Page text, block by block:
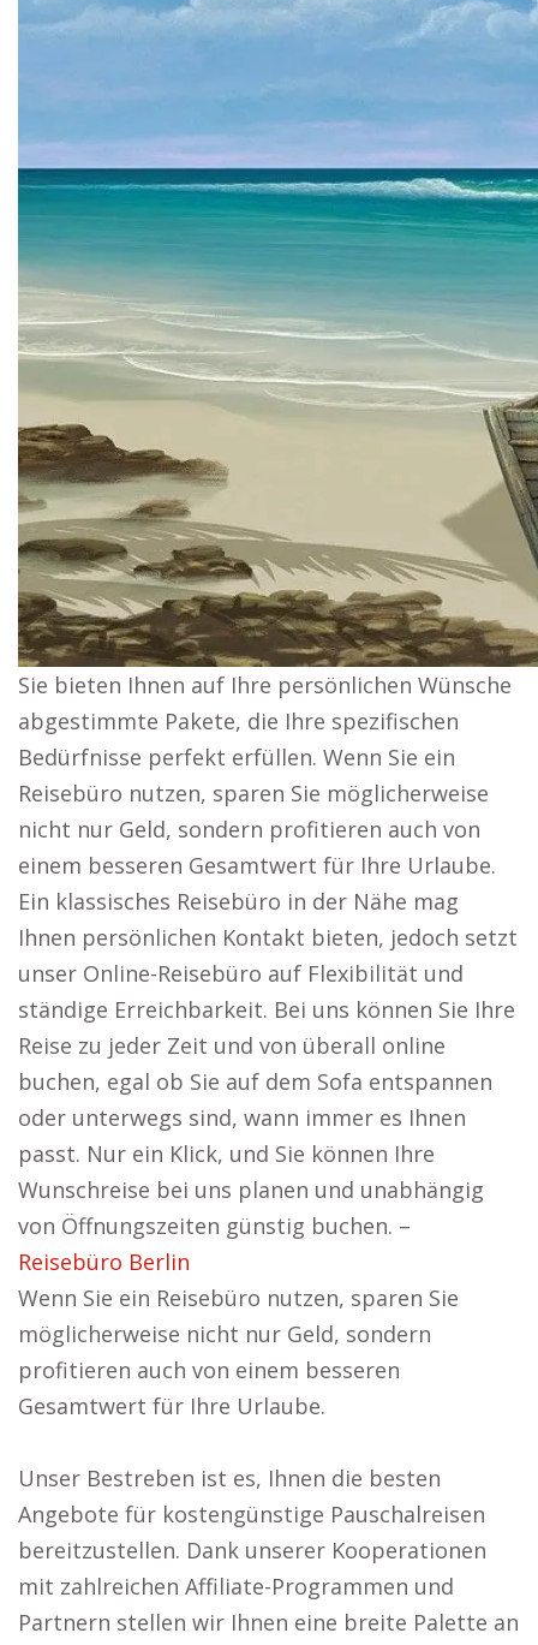
Sie bieten Ihnen auf Ihre persönlichen Wünsche
abgestimmte Pakete, die Ihre spezifischen
Bedürfnisse perfekt erfüllen. Wenn Sie ein
Reisebüro nutzen, sparen Sie möglicherweise
nicht nur Geld, sondern profitieren auch von
einem besseren Gesamtwert für Ihre Urlaube.
Ein klassisches Reisebüro in der Nähe mag
Ihnen persönlichen Kontakt bieten, jedoch setzt
unser Online-Reisebüro auf Flexibilität und
ständige Erreichbarkeit. Bei uns können Sie Ihre
Reise zu jeder Zeit und von überall online
buchen, egal ob Sie auf dem Sofa entspannen
oder unterwegs sind, wann immer es Ihnen
passt. Nur ein Klick, und Sie können Ihre
Wunschreise bei uns planen und unabhängig
von Öffnungszeiten günstig buchen. –
Reisebüro Berlin
Wenn Sie ein Reisebüro nutzen, sparen Sie
möglicherweise nicht nur Geld, sondern
profitieren auch von einem besseren
Gesamtwert für Ihre Urlaube.
Unser Bestreben ist es, Ihnen die besten
Angebote für kostengünstige Pauschalreisen
bereitzustellen. Dank unserer Kooperationen
mit zahlreichen Affiliate-Programmen und
Partnern stellen wir Ihnen eine breite Palette an